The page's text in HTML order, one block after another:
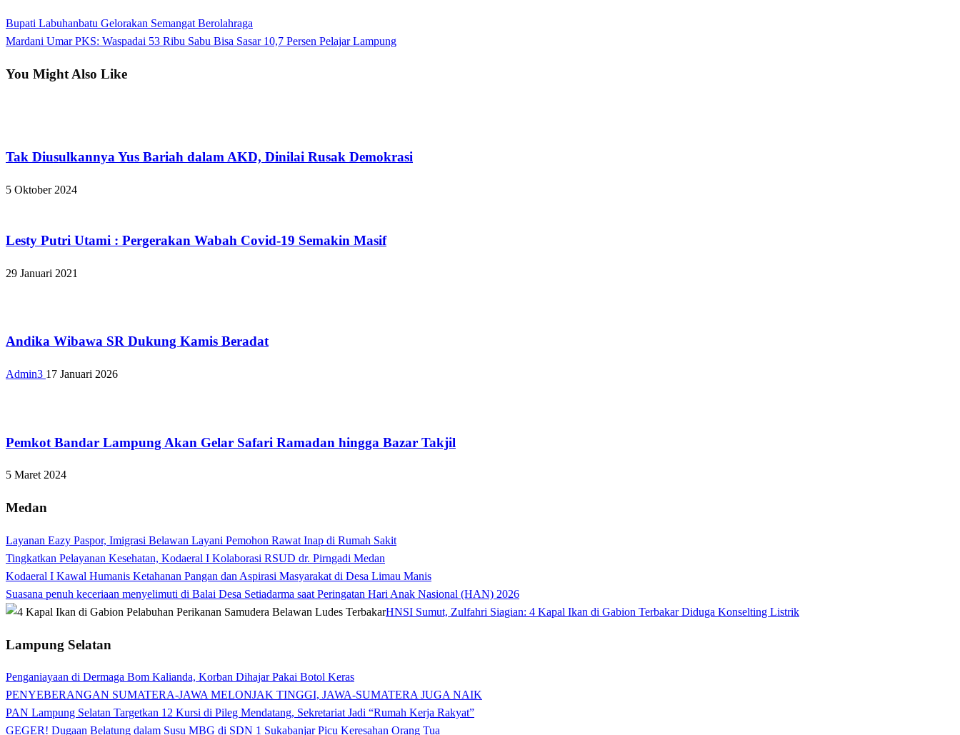
Navigasi
Previous
Post
Bupati Labuhanbatu Gelorakan Semangat Berolahraga
Next
Mardani Umar PKS: Waspadai 53 Ribu Sabu Bisa Sasar 10,7 Persen Pelajar Lampung
You Might Also Like
Tak Diusulkannya Yus Bariah dalam AKD, Dinilai Rusak Demokrasi
5 Oktober 2024
Lesty Putri Utami : Pergerakan Wabah Covid-19 Semakin Masif
29 Januari 2021
Andika Wibawa SR Dukung Kamis Beradat
Admin3 17 Januari 2026
Pemkot Bandar Lampung Akan Gelar Safari Ramadan hingga Bazar Takjil
5 Maret 2024
Medan
Layanan Eazy Paspor, Imigrasi Belawan Layani Pemohon Rawat Inap di Rumah Sakit
Tingkatkan Pelayanan Kesehatan, Kodaeral I Kolaborasi RSUD dr. Pirngadi Medan‎
Kodaeral I Kawal Humanis Ketahanan Pangan dan Aspirasi Masyarakat di Desa Limau Manis
Suasana penuh keceriaan menyelimuti di Balai Desa Setiadarma saat Peringatan Hari Anak Nasional (HAN) 2026
HNSI Sumut, Zulfahri Siagian: 4 Kapal Ikan di Gabion Terbakar Diduga Konselting Listrik
Lampung Selatan
Penganiayaan di Dermaga Bom Kalianda, Korban Dihajar Pakai Botol Keras
PENYEBERANGAN SUMATERA-JAWA MELONJAK TINGGI, JAWA-SUMATERA JUGA NAIK
PAN Lampung Selatan Targetkan 12 Kursi di Pileg Mendatang, Sekretariat Jadi “Rumah Kerja Rakyat”
GEGER! Dugaan Belatung dalam Susu MBG di SDN 1 Sukabanjar Picu Keresahan Orang Tua